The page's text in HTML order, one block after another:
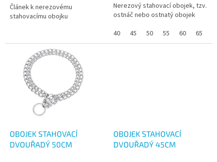
Článek k nerezovému
stahovacímu obojku
Nerezový stahovací obojek, tzv.
ostnáč nebo ostnatý obojek
40
45 50 55 60 65
OBOJEK STAHOVACÍ
DVOUŘADÝ 50CM
OBOJEK STAHOVACÍ
DVOUŘADÝ 45CM